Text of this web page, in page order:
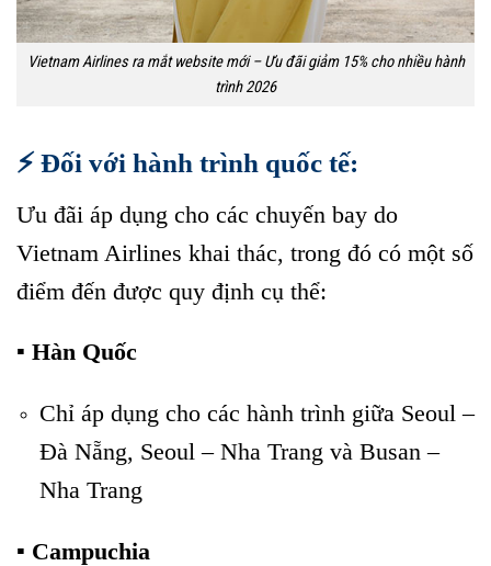
Vietnam Airlines ra mắt website mới – Ưu đãi giảm 15% cho nhiều hành
trình 2026
⚡ Đối với hành trình quốc tế:
Ưu đãi áp dụng cho các chuyến bay do
Vietnam Airlines khai thác, trong đó có một số
điểm đến được quy định cụ thể:
▪️ Hàn Quốc
Chỉ áp dụng cho các hành trình giữa Seoul –
Đà Nẵng, Seoul – Nha Trang và Busan –
Nha Trang
▪️ Campuchia